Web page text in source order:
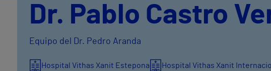
Dr. Pablo Castro
Equipo del Dr. Pedro Aranda
Hospital Vithas Xanit Estepona Hospital Vithas Xanit